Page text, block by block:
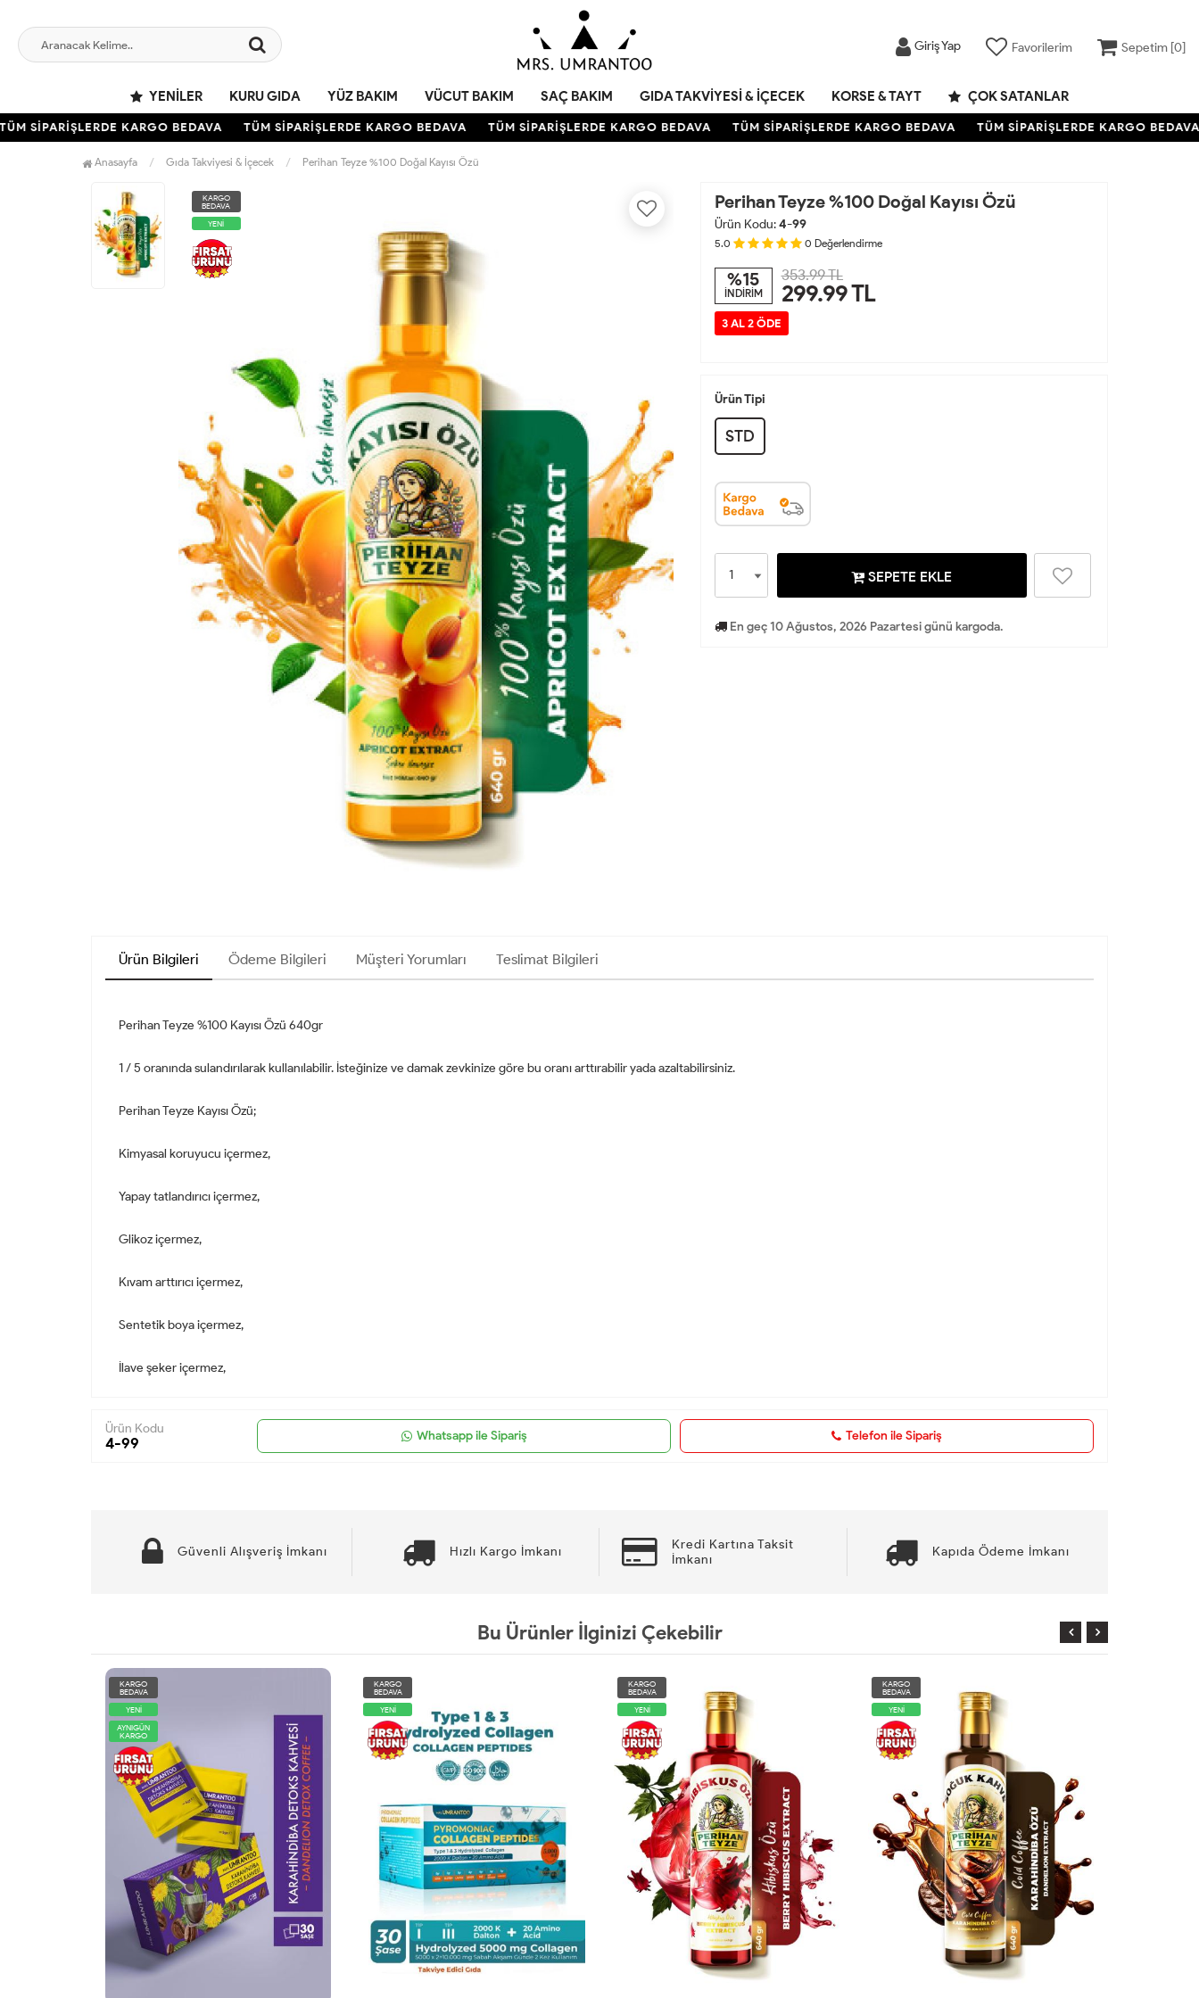
Giriş Yap Favorilerim Sepetim [0]
YENILER KURU GIDA YÜZ BAKIM VÜCUT BAKIM SAÇ BAKIM GIDA TAKVIYESI & İÇECEK KORSE & TAYT ÇOK SATANLAR
SİPARİŞLERDE KARGO BEDAVA TÜM SİPARİŞLERDE KARGO BEDAVA TÜM SİPARİŞLERDE KARGO BEDAVA TÜM SİPARİŞLERDE KARGO BEDAVA TÜM SİPARİŞLERDE KARGO BEDAVA
Anasayfa Gıda Takviyesi & İçecek Perihan Teyze %100 Doğal Kayısı Özü
KARGO
BEDAVA
YENİ
Perihan Teyze %100 Doğal Kayısı Özü
Ürün Kodu:4-99
5.0 0 Değerlendirme
%15
İNDİRİM
353.99 TL
299.99TL
3 AL 2 ÖDE
Ürün Tipi
STD
SEPETE EKLE
En geç 10 Ağustos, 2026 Pazartesi günü kargoda.
Ürün Bilgileri Ödeme Bilgileri Müşteri Yorumları Teslimat Bilgileri
Perihan Teyze %100 Kayısı Özü 640gr
1 / 5 oranında sulandırılarak kullanılabilir. İsteğinize ve damak zevkinize göre bu oranı arttırabilir yada azaltabilirsiniz.
Perihan Teyze Kayısı Özü;
Kimyasal koruyucu içermez,
Yapay tatlandırıcı içermez,
Glikoz içermez,
Kıvam arttırıcı içermez,
Sentetik boya içermez,
İlave şeker içermez,
Ürün Kodu
4-99 Whatsapp ile Sipariş Telefon ile Sipariş
Güvenli Alışveriş İmkanı Hızlı Kargo İmkanı
Kredi Kartına Taksit
İmkanı
Kapıda Ödeme İmkanı
Bu Ürünler İlginizi Çekebilir
KARGO
BEDAVA
YENİ
KARGO
BEDAVA
YENİ
KARGO
BEDAVA
YENİ
KARGO
BEDAVA
YENİ
AYNIGÜN
KARGO